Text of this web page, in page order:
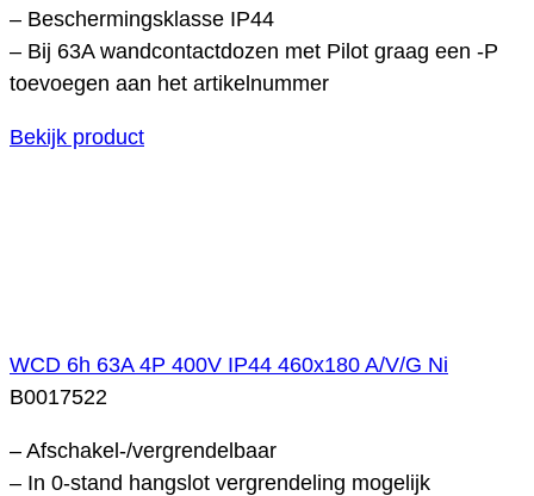
– Beschermingsklasse IP44
– Bij 63A wandcontactdozen met Pilot graag een -P
toevoegen aan het artikelnummer
Bekijk product
WCD 6h 63A 4P 400V IP44 460x180 A/V/G Ni
B0017522
– Afschakel-/vergrendelbaar
– In 0-stand hangslot vergrendeling mogelijk